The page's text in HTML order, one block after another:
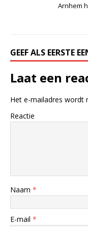
Arnhem
GEEF ALS EERSTE
Laat een
Het e-mailadres wordt
Reactie
Naam *
E-mail *